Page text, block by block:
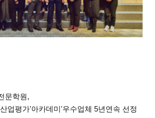
문학원,
업평가'아카데미'우수업체 5년연속 선정